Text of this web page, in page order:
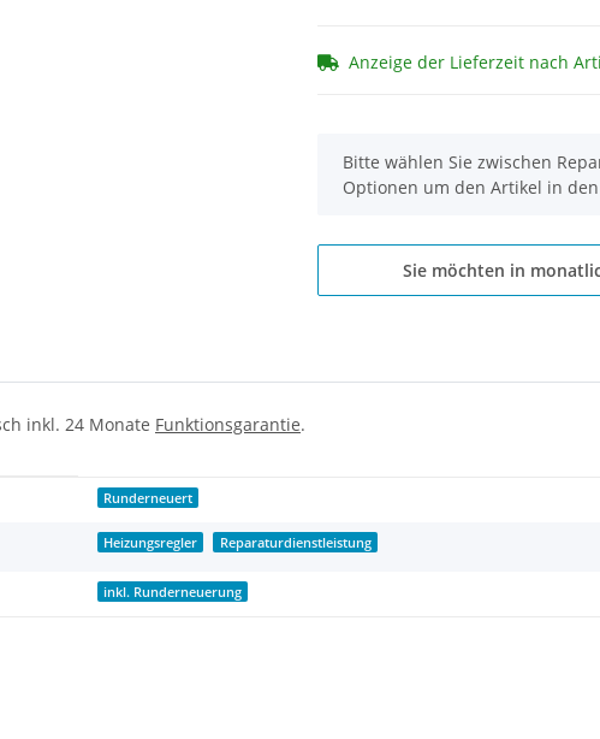
Anzeige der Lieferzeit nach
x
Bitte wählen Sie zwischen
Optionen um den Artikel in
Sie möchten in
inkl. 24 Monate Funktionsgarantie.
Runderneuert
Heizungsregler Reparaturdienstleistung
inkl. Runderneuerung